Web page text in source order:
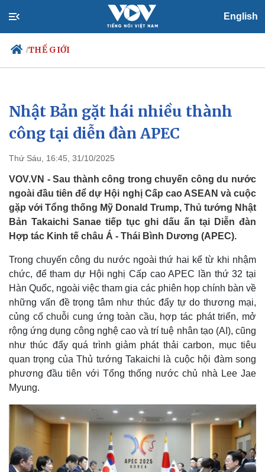
English
/THẾ GIỚI
Chính trị
Đảng
Tổ chức nhân sự
Nhận diện sự thật
Xã hội
Tin 24h
Dự báo thời tiết
Việc làm
Biển đảo
Nhật Bản gặt hái nhiều thành
công tại diễn đàn APEC
Thứ Sáu, 16:45, 31/10/2025
VOV.VN - Sau thành công trong chuyến công du nước
ngoài đầu tiên để dự Hội nghị Cấp cao ASEAN và cuộc
gặp với Tổng thống Mỹ Donald Trump, Thủ tướng Nhật
Bản Takaichi Sanae tiếp tục ghi dấu ấn tại Diễn đàn
Hợp tác Kinh tế châu Á - Thái Bình Dương (APEC).
Trong chuyến công du nước ngoài thứ hai kể từ khi nhậm
chức, để tham dự Hội nghị Cấp cao APEC lần thứ 32 tại
Hàn Quốc, ngoài việc tham gia các phiên họp chính bàn về
những vấn đề trọng tâm như thúc đẩy tự do thương mại,
củng cố chuỗi cung ứng toàn cầu, hợp tác phát triển, mở
rộng ứng dụng công nghệ cao và trí tuệ nhân tạo (AI), cũng
như thúc đẩy quá trình giảm phát thải carbon, mục tiêu
quan trọng của Thủ tướng Takaichi là cuộc hội đàm song
phương đầu tiên với Tổng thống nước chủ nhà Lee Jae
Myung.